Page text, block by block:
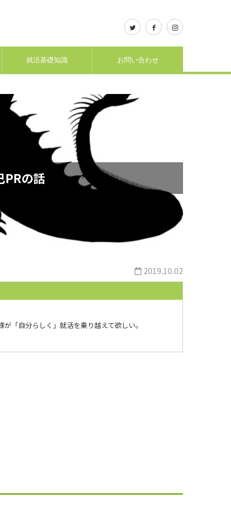
就活基礎知識 お問い合わせ
PRの話
2019.10.02
「自分らしく」就活を乗り越えて欲しい。